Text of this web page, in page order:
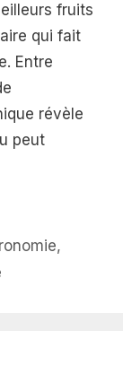
fruits
qui fait
Entre
révèle
peut
,